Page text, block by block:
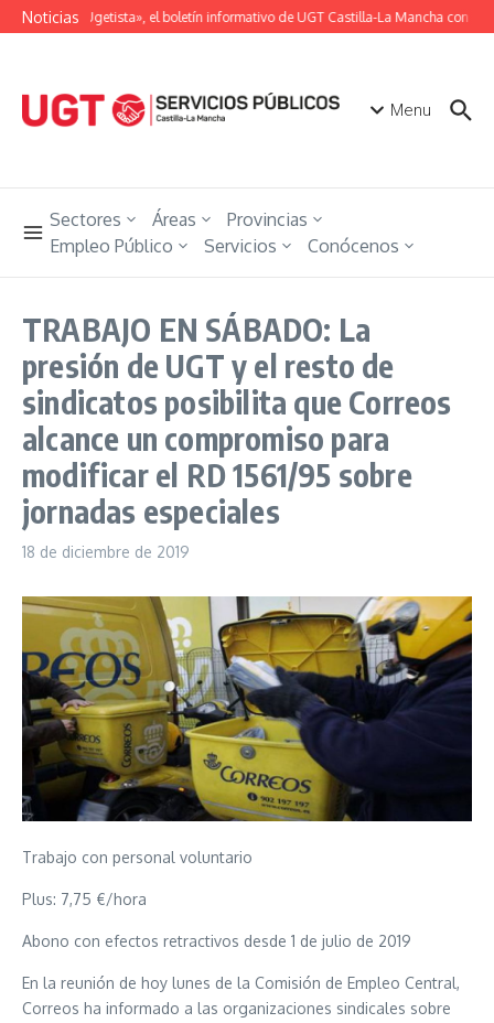
Saltar al contenido
Noticias
«Unión Ugetista», el boletín informativo de UGT Castilla-La Mancha con
Menu
Sectores Áreas
Provincias
Empleo Público
Servicios Conócenos
TRABAJO EN SÁBADO: La
presión de UGT y el resto de
sindicatos posibilita que Correos
alcance un compromiso para
modificar el RD 1561/95 sobre
jornadas especiales
18 de diciembre de 2019
Trabajo con personal voluntario
Plus: 7,75 €/hora
Abono con efectos retractivos desde 1 de julio de 2019
En la reunión de hoy lunes de la Comisión de Empleo Central,
Correos ha informado a las organizaciones sindicales sobre